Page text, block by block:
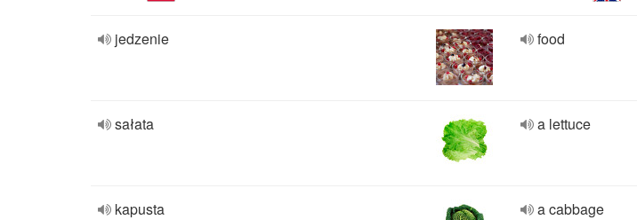
jedzenie food
sałata a lettuce
kapusta a cabbage